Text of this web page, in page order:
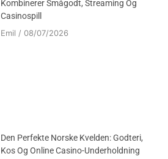
Kombinerer Smågodt, Streaming Og
Casinospill
Emil
08/07/2026
Den Perfekte Norske Kvelden: Godteri,
Kos Og Online Casino-Underholdning